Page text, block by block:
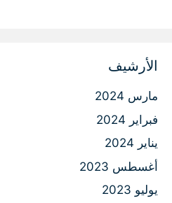
الأرشيف
مارس 2024
فبراير 2024
يناير 2024
أغسطس 2023
يوليو 2023